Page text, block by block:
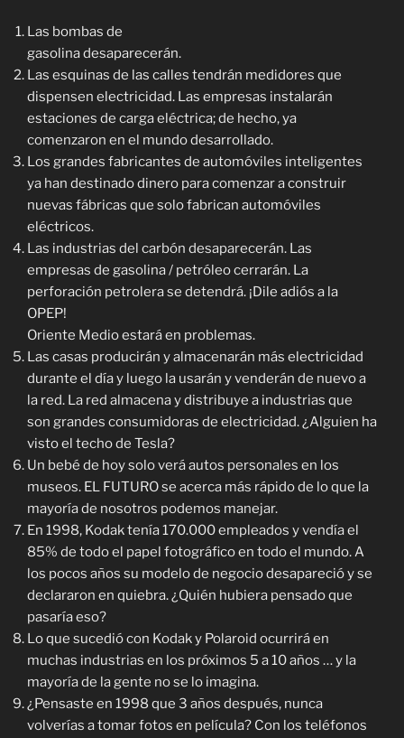
Las bombas de
gasolina desaparecerán.
Las esquinas de las calles tendrán medidores que
dispensen electricidad. Las empresas instalarán
estaciones de carga eléctrica; de hecho, ya
comenzaron en el mundo desarrollado.
Los grandes fabricantes de automóviles inteligentes
ya han destinado dinero para comenzar a construir
nuevas fábricas que solo fabrican automóviles
eléctricos.
Las industrias del carbón desaparecerán. Las
empresas de gasolina / petróleo cerrarán. La
perforación petrolera se detendrá. ¡Dile adiós a la
OPEP!
Oriente Medio estará en problemas.
Las casas producirán y almacenarán más electricidad
durante el día y luego la usarán y venderán de nuevo a
la red. La red almacena y distribuye a industrias que
son grandes consumidoras de electricidad. ¿Alguien ha
visto el techo de Tesla?
Un bebé de hoy solo verá autos personales en los
museos. EL FUTURO se acerca más rápido de lo que la
mayoría de nosotros podemos manejar.
En 1998, Kodak tenía 170.000 empleados y vendía el
85% de todo el papel fotográfico en todo el mundo. A
los pocos años su modelo de negocio desapareció y se
declararon en quiebra. ¿Quién hubiera pensado que
pasaría eso?
Lo que sucedió con Kodak y Polaroid ocurrirá en
muchas industrias en los próximos 5 a 10 años … y la
mayoría de la gente no se lo imagina.
¿Pensaste en 1998 que 3 años después, nunca
volverías a tomar fotos en película? Con los teléfonos